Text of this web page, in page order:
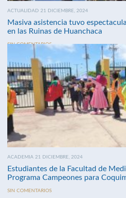
ACTUALIDAD 21 DICIEMBRE, 2024
Masiva asistencia tuvo
en las Ruinas de Huanchaca
SIN COMENTARIOS
ACADEMIA 21 DICIEMBRE, 2024
Estudiantes de la Facultad de
Programa Campeones para
SIN COMENTARIOS